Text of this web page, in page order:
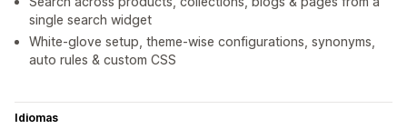
single search widget
White-glove setup, theme-wise configurations, synonyms,
auto rules & custom CSS
Idiomas